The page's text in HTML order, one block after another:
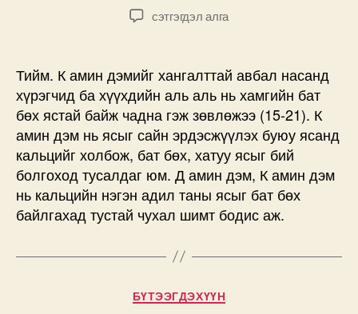
К
бэх,
эрүүл
ястай
байхад
чухал
гэж
сонссон.
Энэ
үнэн
дээр
сэтгэгдэл алга
Тийм. К амин дэмийг хангалттай авбал насанд
хүрэгчид ба хүүхдийн аль аль нь хамгийн бат
бөх ястай байж чадна гэж зөвлөжээ (15-21). К
амин дэм нь ясыг сайн эрдэсжүүлэх буюу ясанд
кальцийг холбож, бат бөх, хатуу ясыг бий
болгоход тусалдаг юм. Д амин дэм, К амин дэм
нь кальцийн нэгэн адил таны ясыг бат бөх
байлгахад тустай чухал шимт бодис аж.
Categories
БҮТЭЭГДЭХҮҮН